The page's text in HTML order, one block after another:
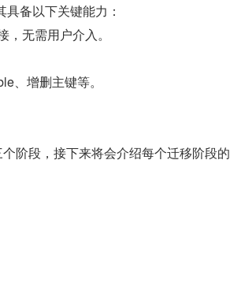
备以下关键能力：
无需用户介入。
、增删主键等。
阶段，接下来将会介绍每个迁移阶段的